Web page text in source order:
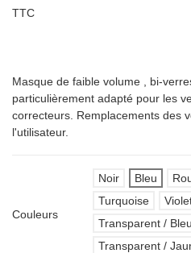
TTC
Masque de faible volume , bi-
particulièrement adapté pour les
correcteurs. Remplacements des
l'utilisateur.
Couleurs
Noir Bleu
Turquoise
Transparent / Bleu
Transparent /